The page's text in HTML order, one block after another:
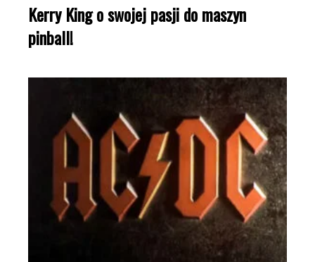
Kerry King o swojej pasji do maszyn
pinball!